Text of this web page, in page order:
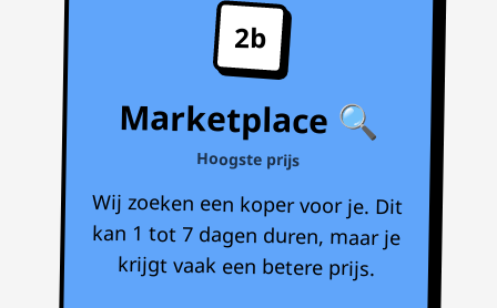
2b
Marketplace 🔍
Hoogste prijs
Wij zoeken een koper voor je. Dit
kan 1 tot 7 dagen duren, maar je
krijgt vaak een betere prijs.